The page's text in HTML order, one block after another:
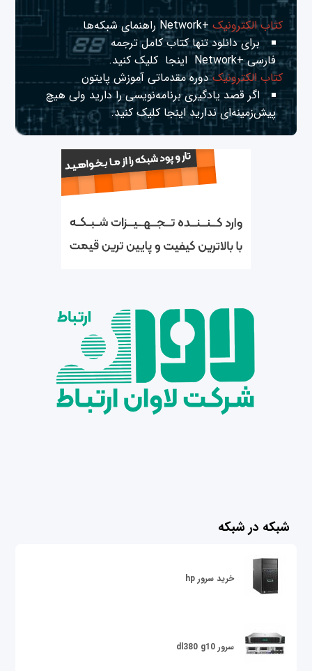
کتاب الکترونیک+Network راهنمای شبکه‌ها
برای دانلود تنها کتاب کامل ترجمه
فارسی +Network
اینجا کلیک کنید.
کتاب الکترونیکدوره مقدماتی آموزش پایتون
اگر قصد یادگیری برنامه‌نویسی را دارید ولی هیچ
پیش‌زمینه‌ای نداریداینجا کلیک کنید.
شبکه در شبکه
خرید سرور hp
سرور dl380 g10